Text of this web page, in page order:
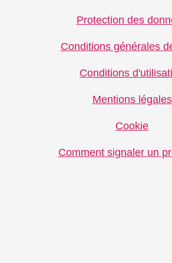
Protection des
Conditions générales
Conditions
Mentions légales
Cookie
Comment signaler un